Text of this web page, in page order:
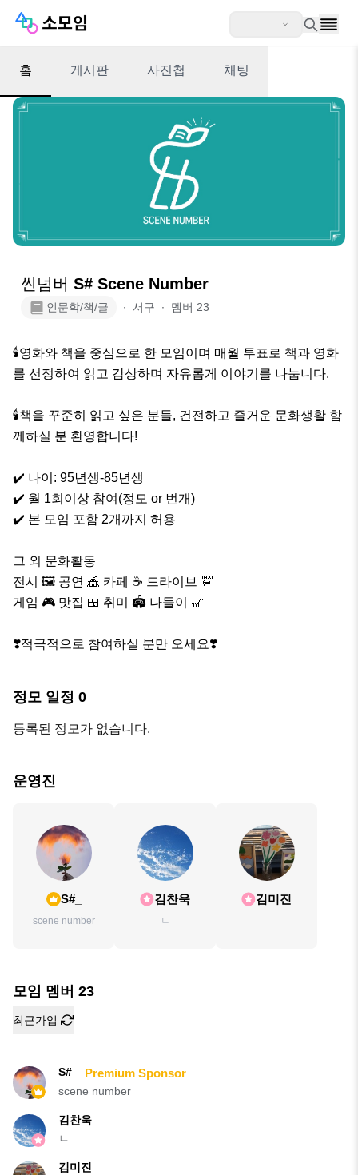
홈 게시판 사진첩 채팅
씬넘버 S# Scene Number
인문학/책/글 ∙ 서구 ∙ 멤버 23
🕯영화와 책을 중심으로 한 모임이며 매월 투표로 책과 영화
를 선정하여 읽고 감상하며 자유롭게 이야기를 나눕니다.
🕯책을 꾸준히 읽고 싶은 분들, 건전하고 즐거운 문화생활 함
께하실 분 환영합니다!
✔️ 나이: 95년생-85년생
✔️ 월 1회이상 참여(정모 or 번개)
✔️ 본 모임 포함 2개까지 허용
그 외 문화활동
전시 🖼 공연 🎪 카페 ☕️ 드라이브 🚖
게임 🎮 맛집 🍱 취미 🏟 나들이 🎢
❣️적극적으로 참여하실 분만 오세요❣️
정모 일정 0
등록된 정모가 없습니다.
운영진
S#_
scene number
김찬욱
ㄴ
김미진
모임 멤버 23
최근가입
S#_ Premium Sponsor
scene number
김찬욱
ㄴ
김미진